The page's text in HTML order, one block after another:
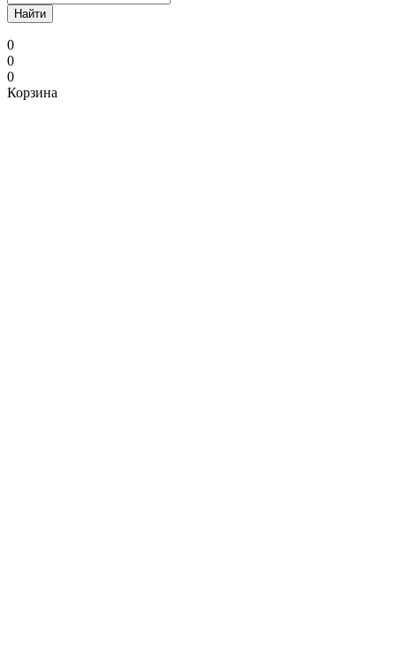
Найти
0
0
0
Корзина